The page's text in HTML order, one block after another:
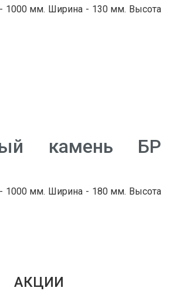
1000 мм. Ширина - 130 мм. Высота
камень БР
1000 мм. Ширина - 180 мм. Высота
АКЦИИ